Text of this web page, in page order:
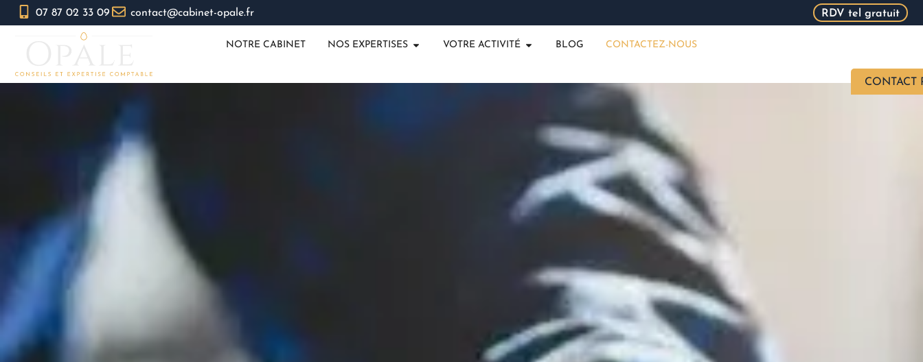
07 87 02 33 09 contact@cabinet-opale.fr RDV tel gratuit
NOTRE CABINET NOS EXPERTISES VOTRE ACTIVITÉ BLOG CONTACTEZ-NOUS
CONTACT